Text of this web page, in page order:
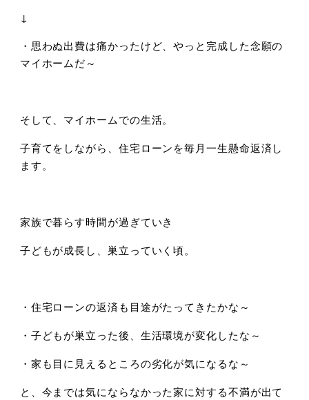
↓
・思わぬ出費は痛かったけど、やっと完成した念願の
マイホームだ～
そして、マイホームでの生活。
子育てをしながら、住宅ローンを毎月一生懸命返済し
ます。
家族で暮らす時間が過ぎていき
子どもが成長し、巣立っていく頃。
・住宅ローンの返済も目途がたってきたかな～
・子どもが巣立った後、生活環境が変化したな～
・家も目に見えるところの劣化が気になるな～
と、今までは気にならなかった家に対する不満が出て